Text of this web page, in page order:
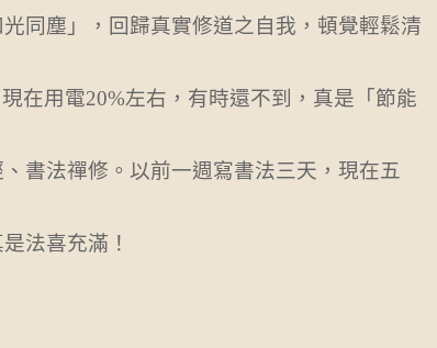
同塵」，回歸真實修道之自我，頓覺輕鬆清
現在用電20%左右，有時還不到，真是「節能
書法禪修。 以前一週寫書法三天，現在五
法喜充滿！